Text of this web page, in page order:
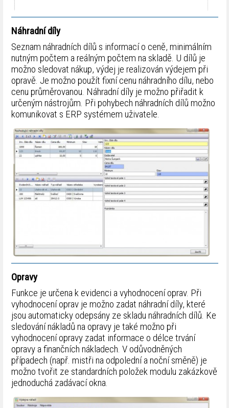
Náhradní díly
Seznam náhradních dílů s informací o ceně, minimálním
nutným počtem a reálným počtem na skladě. U dílů je
možno sledovat nákup, výdej je realizován výdejem při
opravě. Je možno použít fixní cenu náhradního dílu, nebo
cenu průměrovanou. Náhradní díly je možno přiřadit k
určeným nástrojům. Při pohybech náhradních dílů možno
komunikovat s ERP systémem uživatele.
Opravy
Funkce je určena k evidenci a vyhodnocení oprav. Při
vyhodnocení oprav je možno zadat náhradní díly, které
jsou automaticky odepsány ze skladu náhradních dílů. Ke
sledování nákladů na opravy je také možno při
vyhodnocení opravy zadat informace o délce trvání
opravy a finančních nákladech. V odůvodněných
případech (např. mistři na odpolední a noční směně) je
možno tvořit ze standardních položek modulu zakázkově
jednoduchá zadávací okna.